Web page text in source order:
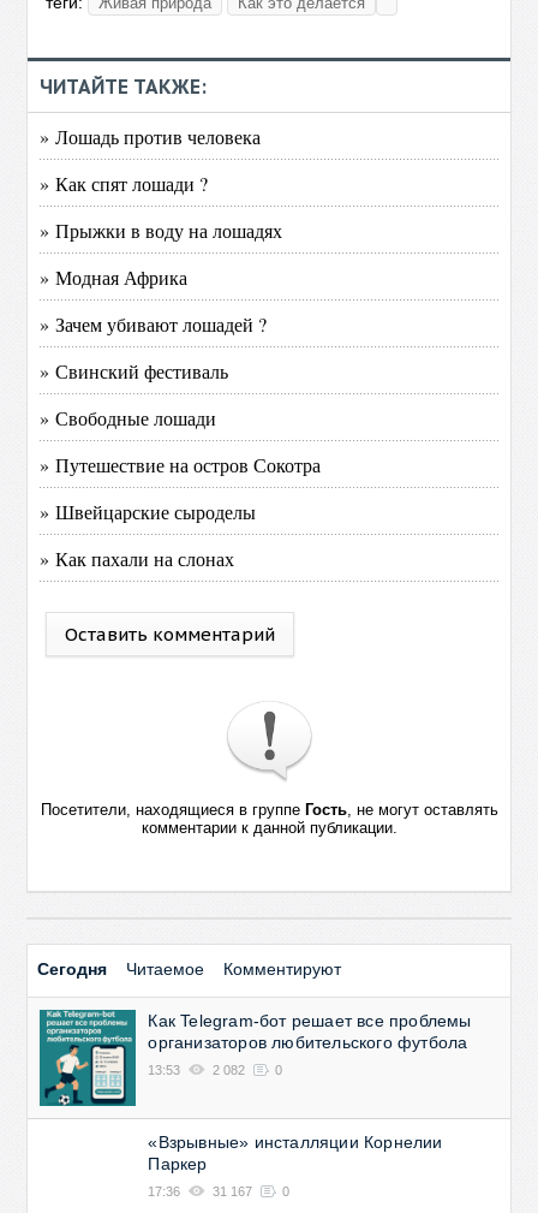
ЧИТАЙТЕ ТАКЖЕ:
» Лошадь против человека
» Как спят лошади ?
» Прыжки в воду на лошадях
» Модная Африка
» Зачем убивают лошадей ?
» Свинский фестиваль
» Свободные лошади
» Путешествие на остров Сокотра
» Швейцарские сыроделы
» Как пахали на слонах
Оставить комментарий
Посетители, находящиеся в группе Гость, не могут оставлять
комментарии к данной публикации.
Сегодня Читаемое Комментируют
Как Telegram-бот решает все проблемы
организаторов любительского футбола
13:53 2 082 0
«Взрывные» инсталляции Корнелии
Паркер
17:36 31 167 0